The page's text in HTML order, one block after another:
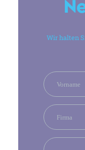
Wir halten